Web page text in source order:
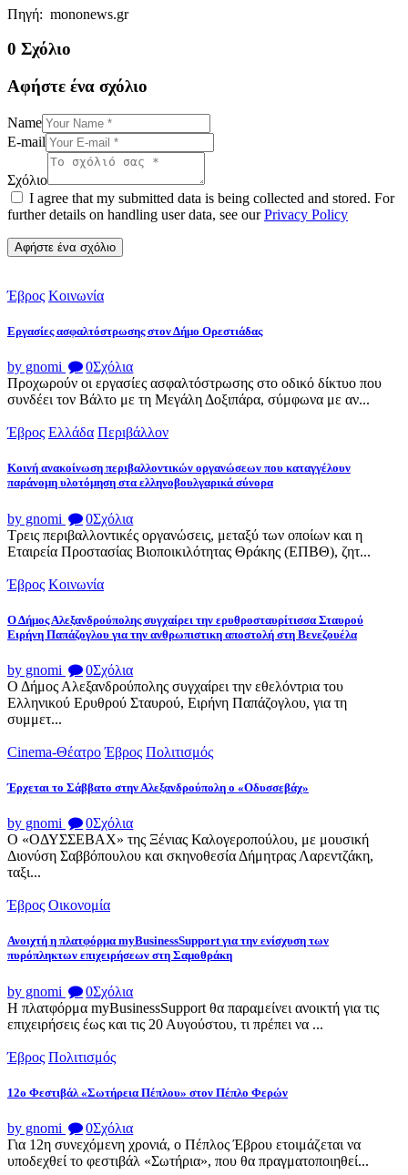
Πηγή: mononews.gr
0 Σχόλιο
Αφήστε ένα σχόλιο
Name
E-mail
Σχόλιο
I agree that my submitted data is being collected and stored. For
further details on handling user data, see ourPrivacy Policy
Έβρος Κοινωνία
Εργασίες ασφαλτόστρωσης στον Δήμο Ορεστιάδας
by gnomi 0Σχόλια
Προχωρούν οι εργασίες ασφαλτόστρωσης στο οδικό δίκτυο που
συνδέει τον Βάλτο με τη Μεγάλη Δοξιπάρα, σύμφωνα με αν...
Έβρος Ελλάδα Περιβάλλον
Κοινή ανακοίνωση περιβαλλοντικών οργανώσεων που καταγγέλουν
παράνομη υλοτόμηση στα ελληνοβουλγαρικά σύνορα
by gnomi 0Σχόλια
Τρεις περιβαλλοντικές οργανώσεις, μεταξύ των οποίων και η
Εταιρεία Προστασίας Βιοποικιλότητας Θράκης (ΕΠΒΘ), ζητ...
Έβρος Κοινωνία
Ο Δήμος Αλεξανδρούπολης συγχαίρει την ερυθροσταυρίτισσα Σταυρού
Ειρήνη Παπάζογλου για την ανθρωπιστικη αποστολή στη Βενεζουέλα
by gnomi 0Σχόλια
Ο Δήμος Αλεξανδρούπολης συγχαίρει την εθελόντρια του
Ελληνικού Ερυθρού Σταυρού, Ειρήνη Παπάζογλου, για τη
συμμετ...
Cinema-Θέατρο Έβρος Πολιτισμός
Έρχεται το Σάββατο στην Αλεξανδρούπολη ο «Οδυσσεβάχ»
by gnomi 0Σχόλια
Ο «ΟΔΥΣΣΕΒΑΧ» της Ξένιας Καλογεροπούλου, με μουσική
Διονύση Σαββόπουλου και σκηνοθεσία Δήμητρας Λαρεντζάκη,
ταξι...
Έβρος Οικονομία
Ανοιχτή η πλατφόρμα myBusinessSupport για την ενίσχυση των
πυρόπληκτων επιχειρήσεων στη Σαμοθράκη
by gnomi 0Σχόλια
Η πλατφόρμα myBusinessSupport θα παραμείνει ανοικτή για τις
επιχειρήσεις έως και τις 20 Αυγούστου, τι πρέπει να ...
Έβρος Πολιτισμός
12ο Φεστιβάλ «Σωτήρεια Πέπλου» στον Πέπλο Φερών
by gnomi 0Σχόλια
Για 12η συνεχόμενη χρονιά, ο Πέπλος Έβρου ετοιμάζεται να
υποδεχθεί το φεστιβάλ «Σωτήρια», που θα πραγματοποιηθεί...